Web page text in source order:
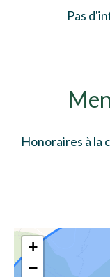
Pas
Honoraires à la
+
−